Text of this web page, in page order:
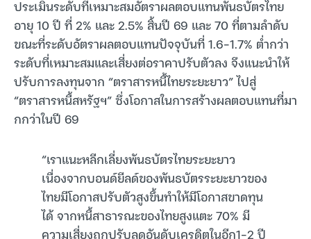
ประเมินระดับที่เหมาะสมอัตราผลตอบแทนพันธบัตรไทย
อายุ 10 ปี ที่ 2% และ 2.5% สิ้นปี 69 และ 70 ที่ตามลำดับ
ขณะที่ระดับอัตราผลตอบแทนปัจจุบันที่ 1.6-1.7% ต่ำกว่า
ระดับที่เหมาะสมและเสี่ยงต่อราคาปรับตัวลง จึงแนะนำให้
ปรับการลงทุนจาก “ตราสารหนี้ไทยระยะยาว” ไปสู่
“ตราสารหนี้สหรัฐฯ” ซึ่งโอกาสในการสร้างผลตอบแทนที่มา
กกว่าในปี 69
“เราแนะหลีกเลี่ยงพันธบัตรไทยระยะยาว
เนื่องจากบอนด์ยีลด์ของพันธบัตรระยะยาวของ
ไทยมีโอกาสปรับตัวสูงขึ้นทำให้มีโอกาสขาดทุน
ได้ จากหนี้สาธารณะของไทยสูงแตะ 70% มี
ความเสี่ยงถูกปรับลดอันดับเครดิตในอีก1-2 ปี